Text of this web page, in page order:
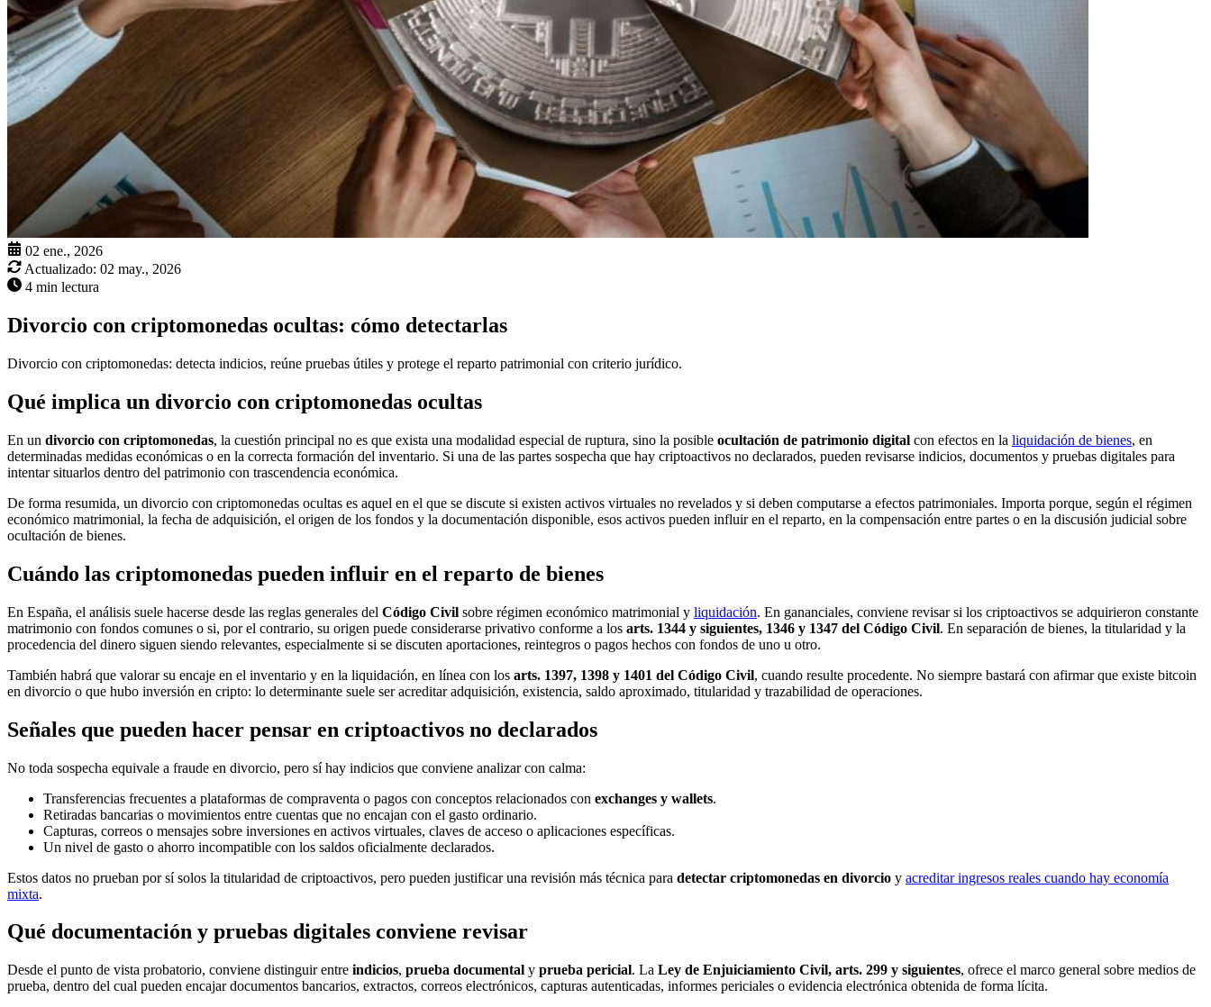
02 ene., 2026
Actualizado: 02 may., 2026
4 min lectura
Divorcio con criptomonedas ocultas: cómo detectarlas
Divorcio con criptomonedas: detecta indicios, reúne pruebas útiles y protege el reparto patrimonial con criterio jurídico.
Qué implica un divorcio con criptomonedas ocultas
En un divorcio con criptomonedas, la cuestión principal no es que exista una modalidad especial de ruptura, sino la posible ocultación de patrimonio digital con efectos en la liquidación de bienes, en
determinadas medidas económicas o en la correcta formación del inventario. Si una de las partes sospecha que hay criptoactivos no declarados, pueden revisarse indicios, documentos y pruebas digitales para
intentar situarlos dentro del patrimonio con trascendencia económica.
De forma resumida, un divorcio con criptomonedas ocultas es aquel en el que se discute si existen activos virtuales no revelados y si deben computarse a efectos patrimoniales. Importa porque, según el régimen
económico matrimonial, la fecha de adquisición, el origen de los fondos y la documentación disponible, esos activos pueden influir en el reparto, en la compensación entre partes o en la discusión judicial sobre
ocultación de bienes.
Cuándo las criptomonedas pueden influir en el reparto de bienes
En España, el análisis suele hacerse desde las reglas generales del Código Civil sobre régimen económico matrimonial y liquidación. En gananciales, conviene revisar si los criptoactivos se adquirieron constante
matrimonio con fondos comunes o si, por el contrario, su origen puede considerarse privativo conforme a los arts. 1344 y siguientes, 1346 y 1347 del Código Civil. En separación de bienes, la titularidad y la
procedencia del dinero siguen siendo relevantes, especialmente si se discuten aportaciones, reintegros o pagos hechos con fondos de uno u otro.
También habrá que valorar su encaje en el inventario y en la liquidación, en línea con los arts. 1397, 1398 y 1401 del Código Civil, cuando resulte procedente. No siempre bastará con afirmar que existe bitcoin
en divorcio o que hubo inversión en cripto: lo determinante suele ser acreditar adquisición, existencia, saldo aproximado, titularidad y trazabilidad de operaciones.
Señales que pueden hacer pensar en criptoactivos no declarados
No toda sospecha equivale a fraude en divorcio, pero sí hay indicios que conviene analizar con calma:
Transferencias frecuentes a plataformas de compraventa o pagos con conceptos relacionados con exchanges y wallets.
Retiradas bancarias o movimientos entre cuentas que no encajan con el gasto ordinario.
Capturas, correos o mensajes sobre inversiones en activos virtuales, claves de acceso o aplicaciones específicas.
Un nivel de gasto o ahorro incompatible con los saldos oficialmente declarados.
Estos datos no prueban por sí solos la titularidad de criptoactivos, pero pueden justificar una revisión más técnica para detectar criptomonedas en divorcio y acreditar ingresos reales cuando hay economía
mixta.
Qué documentación y pruebas digitales conviene revisar
Desde el punto de vista probatorio, conviene distinguir entre indicios, prueba documental y prueba pericial. La Ley de Enjuiciamiento Civil, arts. 299 y siguientes, ofrece el marco general sobre medios de
prueba, dentro del cual pueden encajar documentos bancarios, extractos, correos electrónicos, capturas autenticadas, informes periciales o evidencia electrónica obtenida de forma lícita.